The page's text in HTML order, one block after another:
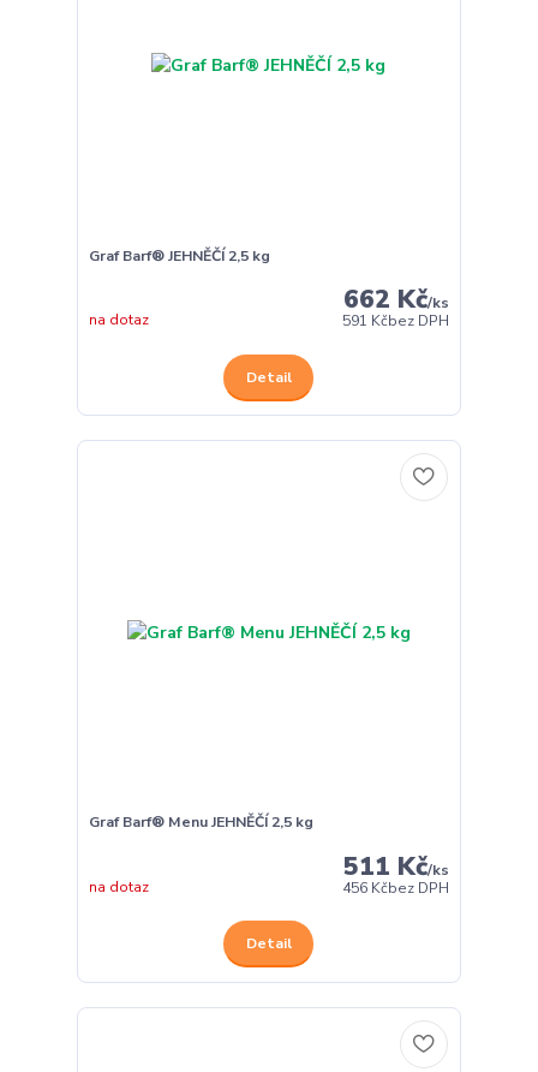
Graf Barf® JEHNĚČÍ 2,5 kg
662 Kč/ks
591 Kčbez DPH
na dotaz
Detail
Graf Barf® Menu JEHNĚČÍ 2,5 kg
511 Kč/ks
456 Kčbez DPH
na dotaz
Detail